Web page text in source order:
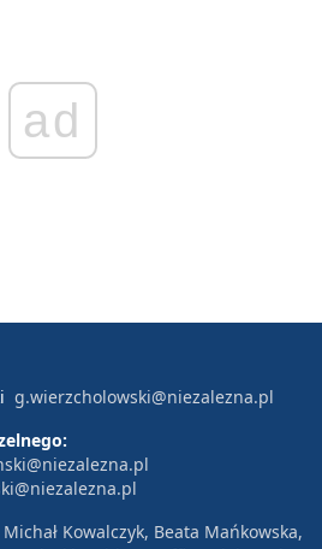
ad
g.wierzcholowski@niezalezna.pl
Kowalczyk, Beata Mańkowska,